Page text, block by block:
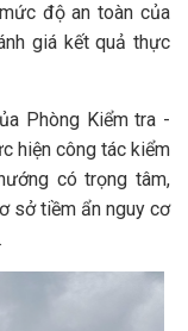
độ an toàn của
giá kết quả thực
Phòng Kiểm tra -
hiện công tác kiểm
có trọng tâm,
sở tiềm ẩn nguy cơ